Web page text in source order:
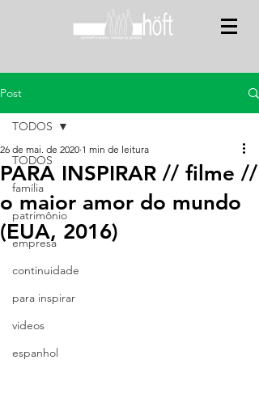
Post
TODOS
família
patrimônio
empresa
continuidade
para inspirar
videos
espanhol
TODOS
PARA INSPIRAR // filme //
o maior amor do mundo
(EUA, 2016)
26 de mai. de 2020 1 min de leitura